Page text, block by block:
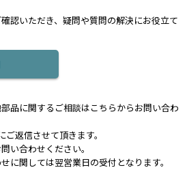
認いただき、疑問や質問の解決にお役立て
品に関するご相談はこちらからお問い合わ
ご返信させて頂きます。
い合わせください。
に関しては翌営業日の受付となります。